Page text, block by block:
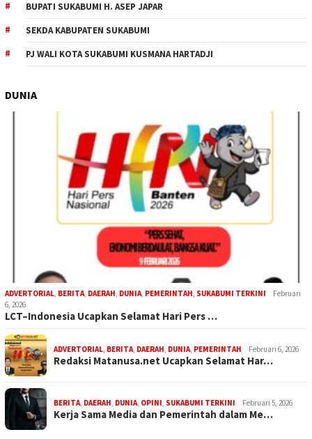
BUPATI SUKABUMI H. ASEP JAPAR
SEKDA KABUPATEN SUKABUMI
PJ WALI KOTA SUKABUMI KUSMANA HARTADJI
DUNIA
ADVERTORIAL, BERITA, DAERAH, DUNIA, PEMERINTAH, SUKABUMI TERKINI
Februari
6, 2026
LCT–Indonesia Ucapkan Selamat Hari Pers …
ADVERTORIAL, BERITA, DAERAH, DUNIA, PEMERINTAH Februari 6, 2026
Redaksi Matanusa.net Ucapkan Selamat Har…
BERITA, DAERAH, DUNIA, OPINI, SUKABUMI TERKINI Februari 5, 2026
Kerja Sama Media dan Pemerintah dalam Me…